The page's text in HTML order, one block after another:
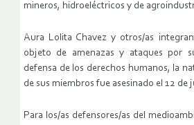
mineros, hidroeléctricos y de
Aura Lolita Chavez y otros/as
objeto de amenazas y ataques por
defensa de los derechos humanos, la
de sus miembros fue asesinado el 12 de
Para los/as defensores/as del